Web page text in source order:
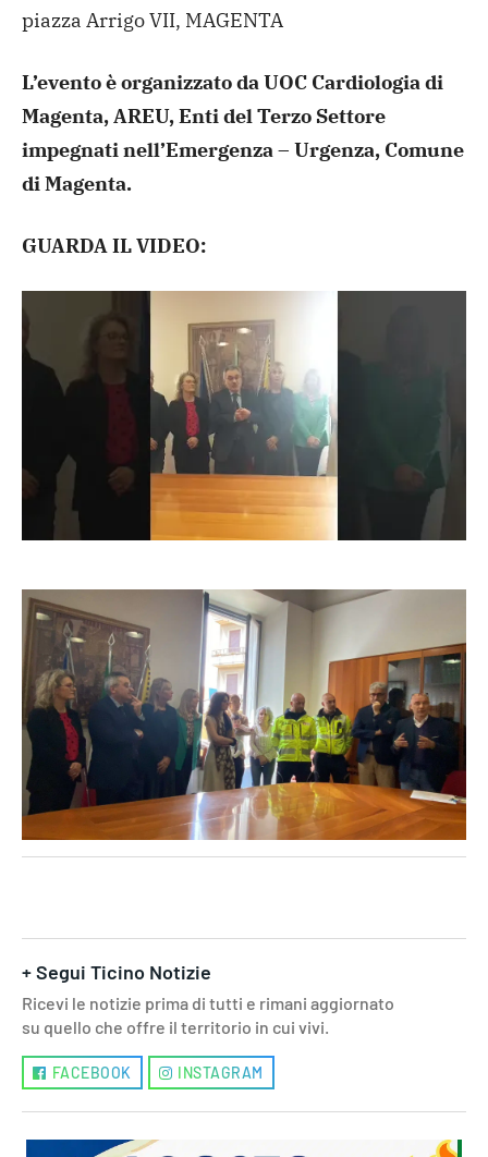
piazza Arrigo VII, MAGENTA
L’evento è organizzato da UOC Cardiologia di
Magenta, AREU, Enti del Terzo Settore
impegnati nell’Emergenza – Urgenza, Comune
di Magenta.
GUARDA IL VIDEO:
+ Segui Ticino Notizie
Ricevi le notizie prima di tutti e rimani aggiornato
su quello che offre il territorio in cui vivi.
FACEBOOK INSTAGRAM